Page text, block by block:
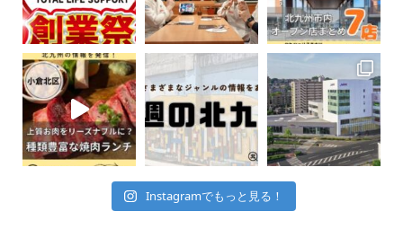
Instagramでもっと見る！